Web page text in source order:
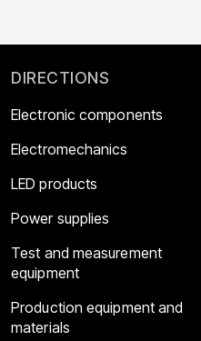
DIRECTIONS
Electronic components
Electromechanics
LED products
Power supplies
Test and measurement
equipment
Production equipment and
materials